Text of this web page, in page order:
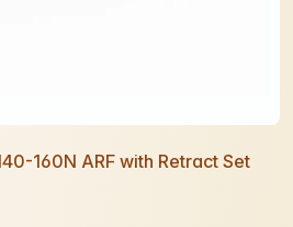
160N ARF with Retract Set